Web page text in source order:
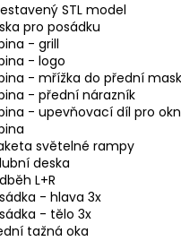
STL model
pro posádku
- grill
- logo
- mřížka do přední
- přední nárazník
- upevňovací díl pro
světelné rampy
deska
L+R
- hlava 3x
- tělo 3x
tažná oka